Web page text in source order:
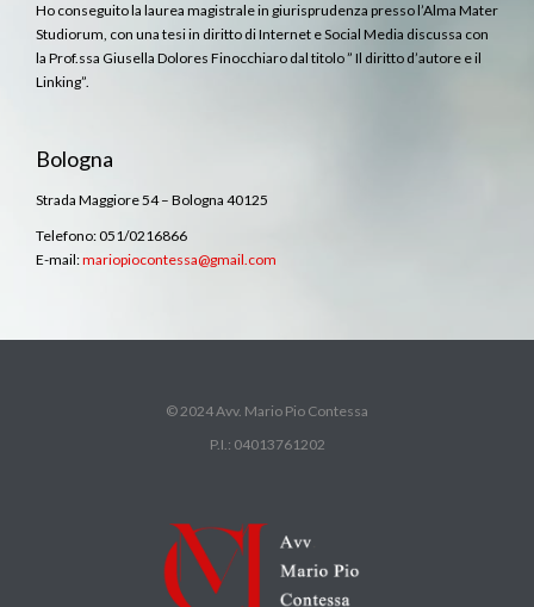
Ho conseguito la laurea magistrale in giurisprudenza presso l’Alma Mater
Studiorum, con una tesi in diritto di Internet e Social Media discussa con
la Prof.ssa Giusella Dolores Finocchiaro dal titolo ” Il diritto d’autore e il
Linking”.
Bologna
Strada Maggiore 54 – Bologna 40125
Telefono: 051/0216866
E-mail:mariopiocontessa@gmail.com
© 2024 Avv. Mario Pio Contessa
P.I.: 04013761202